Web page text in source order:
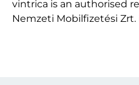
vintrica is an authorised
Nemzeti Mobilfizetési Zrt.